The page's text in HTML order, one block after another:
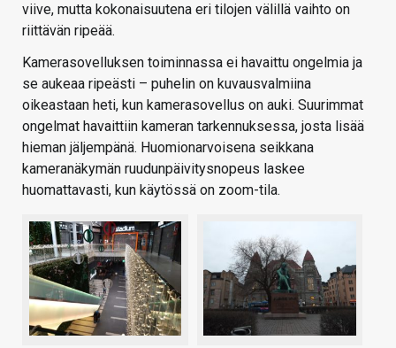
viive, mutta kokonaisuutena eri tilojen välillä vaihto on
riittävän ripeää.
Kamerasovelluksen toiminnassa ei havaittu ongelmia ja
se aukeaa ripeästi – puhelin on kuvausvalmiina
oikeastaan heti, kun kamerasovellus on auki. Suurimmat
ongelmat havaittiin kameran tarkennuksessa, josta lisää
hieman jäljempänä. Huomionarvoisena seikkana
kameranäkymän ruudunpäivitysnopeus laskee
huomattavasti, kun käytössä on zoom-tila.